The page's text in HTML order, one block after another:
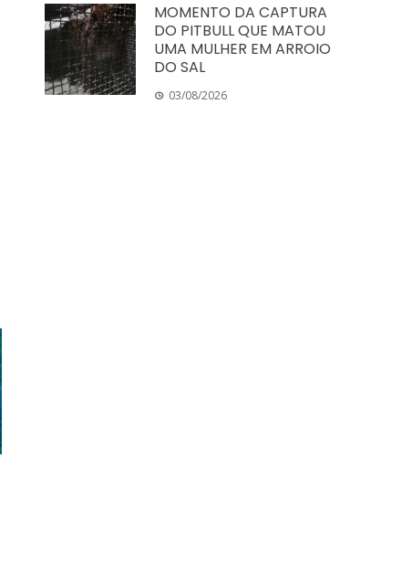
MOMENTO DA CAPTURA
DO PITBULL QUE MATOU
UMA MULHER EM ARROIO
DO SAL
03/08/2026